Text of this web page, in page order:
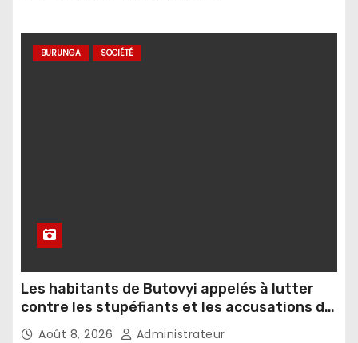
BURUNGA SOCIÉTÉ
Les habitants de Butovyi appelés à lutter
contre les stupéfiants et les accusations de
sorcellerie
Août 8, 2026 Administrateur